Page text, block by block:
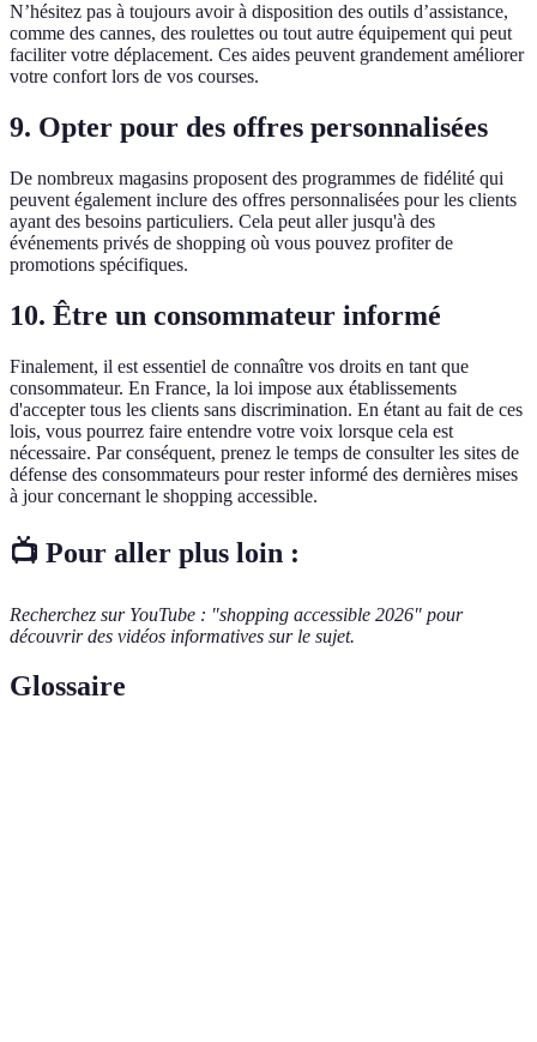
N’hésitez pas à toujours avoir à disposition des outils d’assistance,
comme des cannes, des roulettes ou tout autre équipement qui peut
faciliter votre déplacement. Ces aides peuvent grandement améliorer
votre confort lors de vos courses.
9. Opter pour des offres personnalisées
De nombreux magasins proposent des programmes de fidélité qui
peuvent également inclure des offres personnalisées pour les clients
ayant des besoins particuliers. Cela peut aller jusqu'à des
événements privés de shopping où vous pouvez profiter de
promotions spécifiques.
10. Être un consommateur informé
Finalement, il est essentiel de connaître vos droits en tant que
consommateur. En France, la loi impose aux établissements
d'accepter tous les clients sans discrimination. En étant au fait de ces
lois, vous pourrez faire entendre votre voix lorsque cela est
nécessaire. Par conséquent, prenez le temps de consulter les sites de
défense des consommateurs pour rester informé des dernières mises
à jour concernant le shopping accessible.
📺 Pour aller plus loin :
Recherchez sur YouTube : "shopping accessible 2026" pour
découvrir des vidéos informatives sur le sujet.
Glossaire